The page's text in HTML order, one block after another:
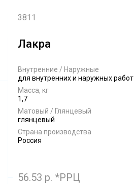
3811
Лакра
Внутренние / Наружные
для внутренних и наружных работ
Масса, кг
1,7
Матовый / Глянцевый
глянцевый
Страна производства
Россия
56.53 р. *РРЦ